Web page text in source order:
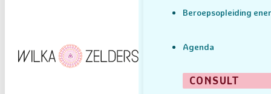
Beroepsopleiding
Agenda
CONSULT